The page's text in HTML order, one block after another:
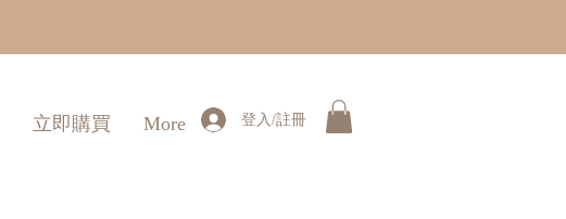
立即購買 More 登入/註冊